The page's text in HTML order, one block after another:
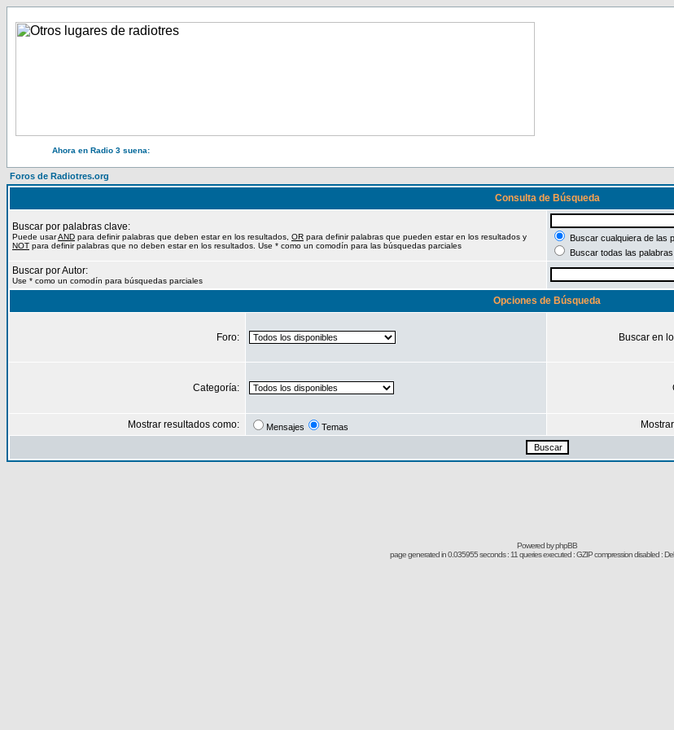
Ahora en Radio 3 suena:
Foros de Radiotres.org
Consulta de Búsqueda
Buscar por palabras clave:
Puede usarAND para definir palabras que deben estar en los resultados, OR para definir palabras que pueden estar en los resultados y
NOT para definir palabras que no deben estar en los resultados. Use * como un comodín para las búsquedas parciales
Buscar cualquiera de las
Buscar todas las palabras
Buscar por Autor:
Use * como un comodín para búsquedas parciales
Opciones de Búsqueda
Foro: Buscar en
Categoría:
Mostrar resultados como: Mensajes Temas
Powered byphpBB
page generated in 0.035955 seconds : 11 queries executed : GZIP compression disabled :